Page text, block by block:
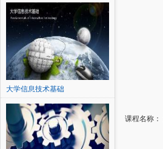
大学信息技术基础
课程名称：